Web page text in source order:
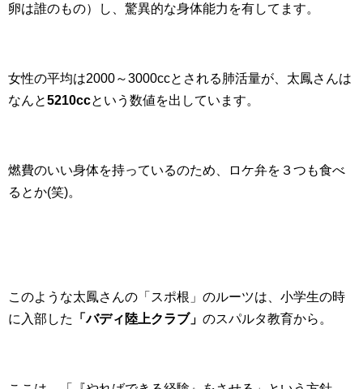
卵は誰のもの）し、驚異的な身体能力を有してます。
女性の平均は2000～3000ccとされる肺活量が、太鳳さんは
なんと5210ccという数値を出しています。
燃費のいい身体を持っているのため、ロケ弁を３つも食べ
るとか(笑)。
このような太鳳さんの「スポ根」のルーツは、小学生の時
に入部した
「バディ陸上クラブ」 のスパルタ教育から。